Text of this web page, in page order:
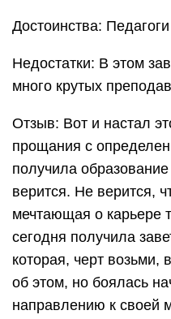
Достоинства:
Недостатки: В этом
много крутых
Отзыв: Вот и настал
прощания с
получила
верится. Не верится,
мечтающая о карьере
сегодня получила
которая, черт
об этом, но боялась
направлению к своей